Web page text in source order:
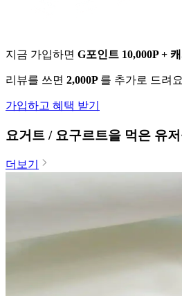
지금 가입하면 G포인트 10,000P +
리뷰를 쓰면 2,000P 를 추가로 드려
가입하고 혜택 받기
요거트 / 요구르트을 먹은 유
더보기